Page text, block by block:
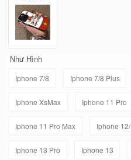
Như Hình
Iphone 7/8 Iphone 7/8 Plus
Iphone XsMax Iphone 11 Pro
Iphone 11 Pro Max Iphone
Iphone 13 Pro Iphone 13